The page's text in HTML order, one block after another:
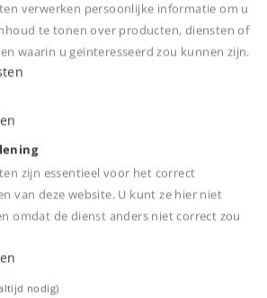
frontseinen, wisselend met
verwerken persoonlijke informatie om u
te tonen over producten, diensten of
waarin u geïnteresseerd zou kunnen zijn.
zijn essentieel voor het correct
van deze website. U kunt ze hier niet
omdat de dienst anders niet correct zou
nodig)